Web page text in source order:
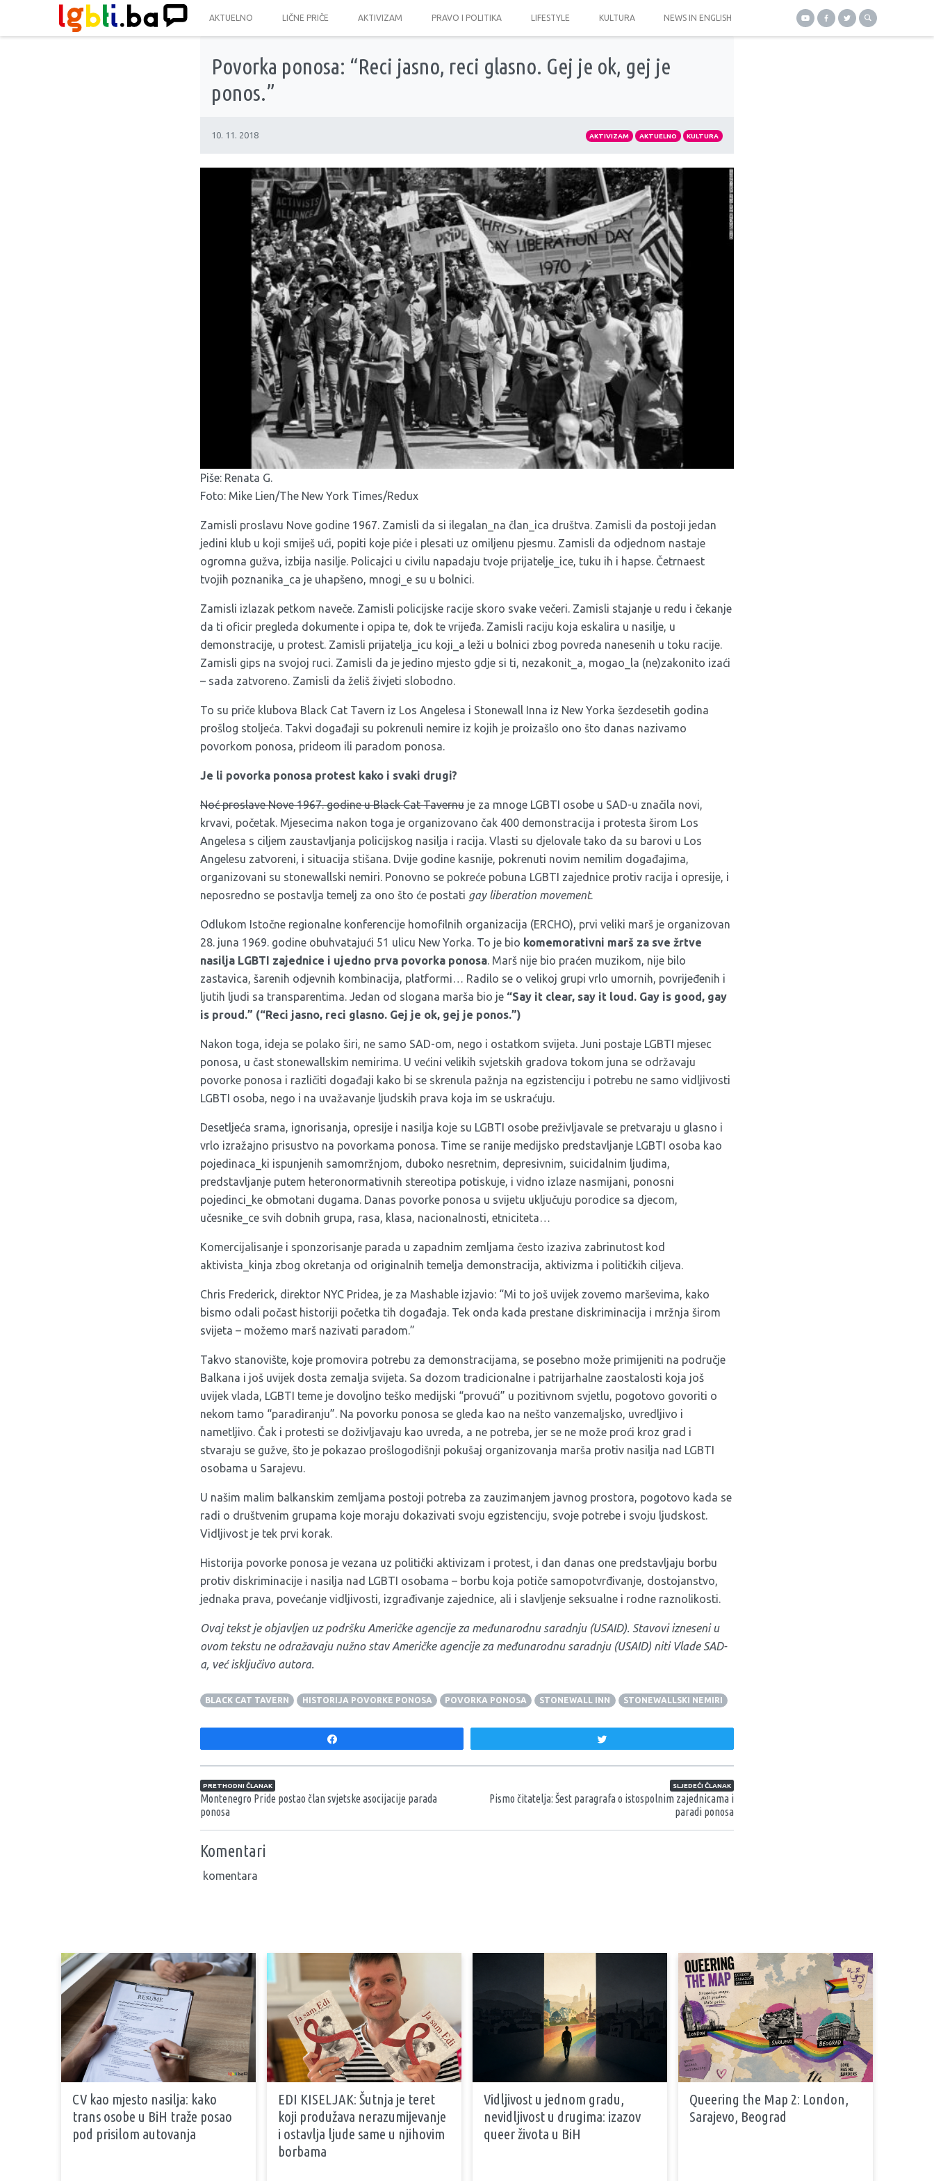
AKTUELNO LIČNE PRIČE AKTIVIZAM PRAVO I POLITIKA LIFESTYLE KULTURA NEWS IN ENGLISH
Povorka ponosa: “Reci jasno, reci glasno. Gej je ok, gej je
ponos.”
10. 11. 2018 AKTIVIZAM AKTUELNO KULTURA
Piše: Renata G.
Foto: Mike Lien/The New York Times/Redux
Zamisli proslavu Nove godine 1967. Zamisli da si ilegalan_na član_ica društva. Zamisli da postoji jedan
jedini klub u koji smiješ ući, popiti koje piće i plesati uz omiljenu pjesmu. Zamisli da odjednom nastaje
ogromna gužva, izbija nasilje. Policajci u civilu napadaju tvoje prijatelje_ice, tuku ih i hapse. Četrnaest
tvojih poznanika_ca je uhapšeno, mnogi_e su u bolnici.
Zamisli izlazak petkom naveče. Zamisli policijske racije skoro svake večeri. Zamisli stajanje u redu i čekanje
da ti oficir pregleda dokumente i opipa te, dok te vrijeđa. Zamisli raciju koja eskalira u nasilje, u
demonstracije, u protest. Zamisli prijatelja_icu koji_a leži u bolnici zbog povreda nanesenih u toku racije.
Zamisli gips na svojoj ruci. Zamisli da je jedino mjesto gdje si ti, nezakonit_a, mogao_la (ne)zakonito izaći
– sada zatvoreno. Zamisli da želiš živjeti slobodno.
To su priče klubova Black Cat Tavern iz Los Angelesa i Stonewall Inna iz New Yorka šezdesetih godina
prošlog stoljeća. Takvi događaji su pokrenuli nemire iz kojih je proizašlo ono što danas nazivamo
povorkom ponosa, prideom ili paradom ponosa.
Je li povorka ponosa protest kako i svaki drugi?
Noć proslave Nove 1967. godine u Black Cat Tavernu je za mnoge LGBTI osobe u SAD-u značila novi,
krvavi, početak. Mjesecima nakon toga je organizovano čak 400 demonstracija i protesta širom Los
Angelesa s ciljem zaustavljanja policijskog nasilja i racija. Vlasti su djelovale tako da su barovi u Los
Angelesu zatvoreni, i situacija stišana. Dvije godine kasnije, pokrenuti novim nemilim događajima,
organizovani su stonewallski nemiri. Ponovno se pokreće pobuna LGBTI zajednice protiv racija i opresije, i
neposredno se postavlja temelj za ono što će postati gay liberation movement.
Odlukom Istočne regionalne konferencije homofilnih organizacija (ERCHO), prvi veliki marš je organizovan
28. juna 1969. godine obuhvatajući 51 ulicu New Yorka. To je bio komemorativni marš za sve žrtve
nasilja LGBTI zajednice i ujedno prva povorka ponosa. Marš nije bio praćen muzikom, nije bilo
zastavica, šarenih odjevnih kombinacija, platformi… Radilo se o velikoj grupi vrlo umornih, povrijeđenih i
ljutih ljudi sa transparentima. Jedan od slogana marša bio je “Say it clear, say it loud. Gay is good, gay
is proud.” (“Reci jasno, reci glasno. Gej je ok, gej je ponos.”)
Nakon toga, ideja se polako širi, ne samo SAD-om, nego i ostatkom svijeta. Juni postaje LGBTI mjesec
ponosa, u čast stonewallskim nemirima. U većini velikih svjetskih gradova tokom juna se održavaju
povorke ponosa i različiti događaji kako bi se skrenula pažnja na egzistenciju i potrebu ne samo vidljivosti
LGBTI osoba, nego i na uvažavanje ljudskih prava koja im se uskraćuju.
Desetljeća srama, ignorisanja, opresije i nasilja koje su LGBTI osobe preživljavale se pretvaraju u glasno i
vrlo izražajno prisustvo na povorkama ponosa. Time se ranije medijsko predstavljanje LGBTI osoba kao
pojedinaca_ki ispunjenih samomržnjom, duboko nesretnim, depresivnim, suicidalnim ljudima,
predstavljanje putem heteronormativnih stereotipa potiskuje, i vidno izlaze nasmijani, ponosni
pojedinci_ke obmotani dugama. Danas povorke ponosa u svijetu uključuju porodice sa djecom,
učesnike_ce svih dobnih grupa, rasa, klasa, nacionalnosti, etniciteta…
Komercijalisanje i sponzorisanje parada u zapadnim zemljama često izaziva zabrinutost kod
aktivista_kinja zbog okretanja od originalnih temelja demonstracija, aktivizma i političkih ciljeva.
Chris Frederick, direktor NYC Pridea, je za Mashable izjavio: “Mi to još uvijek zovemo marševima, kako
bismo odali počast historiji početka tih događaja. Tek onda kada prestane diskriminacija i mržnja širom
svijeta – možemo marš nazivati paradom.”
Takvo stanovište, koje promovira potrebu za demonstracijama, se posebno može primijeniti na područje
Balkana i još uvijek dosta zemalja svijeta. Sa dozom tradicionalne i patrijarhalne zaostalosti koja još
uvijek vlada, LGBTI teme je dovoljno teško medijski “provući” u pozitivnom svjetlu, pogotovo govoriti o
nekom tamo “paradiranju”. Na povorku ponosa se gleda kao na nešto vanzemaljsko, uvredljivo i
nametljivo. Čak i protesti se doživljavaju kao uvreda, a ne potreba, jer se ne može proći kroz grad i
stvaraju se gužve, što je pokazao prošlogodišnji pokušaj organizovanja marša protiv nasilja nad LGBTI
osobama u Sarajevu.
U našim malim balkanskim zemljama postoji potreba za zauzimanjem javnog prostora, pogotovo kada se
radi o društvenim grupama koje moraju dokazivati svoju egzistenciju, svoje potrebe i svoju ljudskost.
Vidljivost je tek prvi korak.
Historija povorke ponosa je vezana uz politički aktivizam i protest, i dan danas one predstavljaju borbu
protiv diskriminacije i nasilja nad LGBTI osobama – borbu koja potiče samopotvrđivanje, dostojanstvo,
jednaka prava, povećanje vidljivosti, izgrađivanje zajednice, ali i slavljenje seksualne i rodne raznolikosti.
Ovaj tekst je objavljen uz podršku Američke agencije za međunarodnu saradnju (USAID). Stavovi izneseni u
ovom tekstu ne odražavaju nužno stav Američke agencije za međunarodnu saradnju (USAID) niti Vlade SAD-
a, već isključivo autora.
BLACK CAT TAVERN HISTORIJA POVORKE PONOSA POVORKA PONOSA STONEWALL INN STONEWALLSKI NEMIRI
Navigacija članaka
PRETHODNI ČLANAK
Montenegro Pride postao član svjetske asocijacije parada
ponosa
SLJEDEĆI ČLANAK
Pismo čitatelja: Šest paragrafa o istospolnim zajednicama i
paradi ponosa
Komentari
komentara
CV kao mjesto nasilja: kako
trans osobe u BiH traže posao
pod prisilom autovanja
EDI KISELJAK: Šutnja je teret
koji produžava nerazumijevanje
i ostavlja ljude same u njihovim
borbama
Vidljivost u jednom gradu,
nevidljivost u drugima: izazov
queer života u BiH
Queering the Map 2: London,
Sarajevo, Beograd